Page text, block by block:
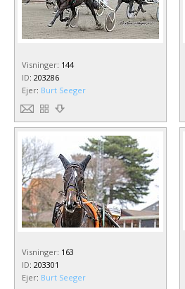
Visninger: 144
ID: 203286
Ejer: Burt Seeger
Visninger: 163
ID: 203301
Ejer: Burt Seeger